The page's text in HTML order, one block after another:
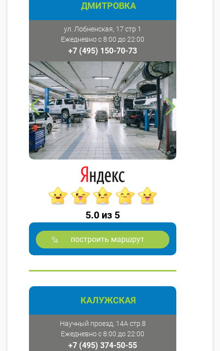
ДМИТРОВКА
ул. Лобненская, 17 стр 1
Ежедневно с 8:00 до 22:00
+7 (495) 150-70-73
5.0 из 5
построить маршрут
КАЛУЖСКАЯ
Научный проезд, 14А стр.8
Ежедневно с 8:00 до 22:00
+7 (495) 374-50-55